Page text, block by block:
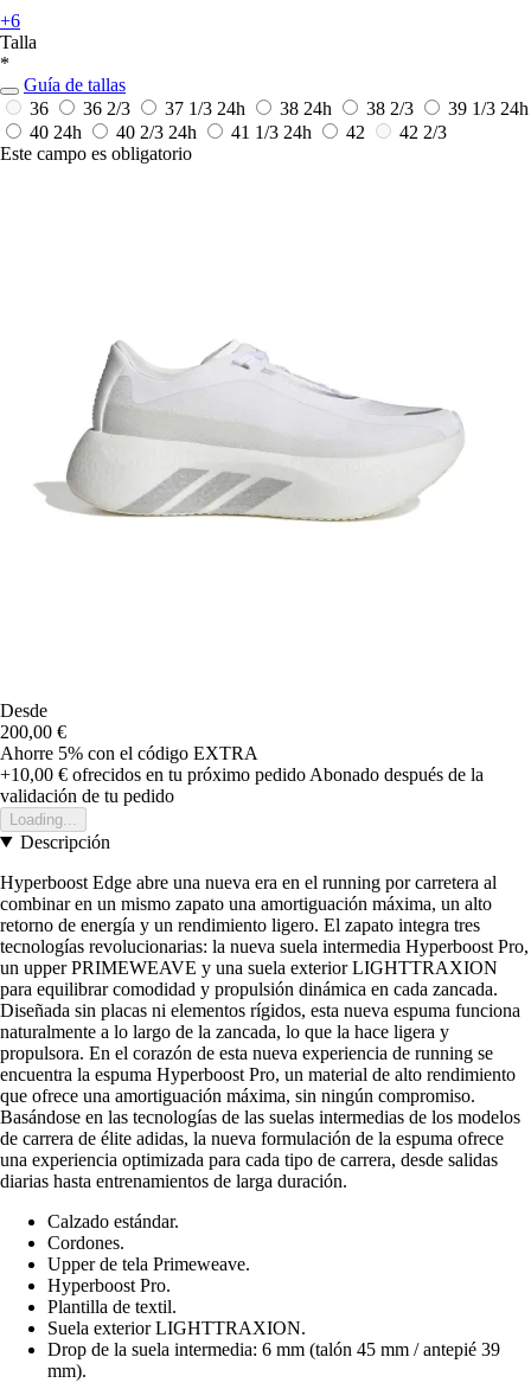
+6
Talla
*
Guía de tallas
36
36 2/3 37 1/3 24h 38 24h 38 2/3 39 1/3 24h
40 24h 40 2/3 24h 41 1/3 24h 42
42 2/3
Este campo es obligatorio
Desde
200,00 €
Ahorre 5% con el código EXTRA
+10,00 € ofrecidos en tu próximo pedido Abonado después de la
validación de tu pedido
Loading...
Descripción
Hyperboost Edge abre una nueva era en el running por carretera al
combinar en un mismo zapato una amortiguación máxima, un alto
retorno de energía y un rendimiento ligero. El zapato integra tres
tecnologías revolucionarias: la nueva suela intermedia Hyperboost Pro,
un upper PRIMEWEAVE y una suela exterior LIGHTTRAXION
para equilibrar comodidad y propulsión dinámica en cada zancada.
Diseñada sin placas ni elementos rígidos, esta nueva espuma funciona
naturalmente a lo largo de la zancada, lo que la hace ligera y
propulsora. En el corazón de esta nueva experiencia de running se
encuentra la espuma Hyperboost Pro, un material de alto rendimiento
que ofrece una amortiguación máxima, sin ningún compromiso.
Basándose en las tecnologías de las suelas intermedias de los modelos
de carrera de élite adidas, la nueva formulación de la espuma ofrece
una experiencia optimizada para cada tipo de carrera, desde salidas
diarias hasta entrenamientos de larga duración.
Calzado estándar.
Cordones.
Upper de tela Primeweave.
Hyperboost Pro.
Plantilla de textil.
Suela exterior LIGHTTRAXION.
Drop de la suela intermedia: 6 mm (talón 45 mm / antepié 39
mm).